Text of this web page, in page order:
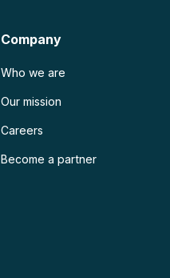
Company
Who we are
Our mission
Careers
Become a partner